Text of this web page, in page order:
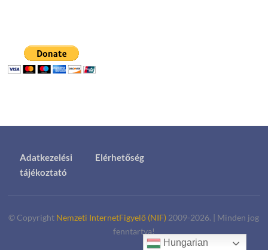
Adatkezelési
tájékoztató
Elérhetőség
© Copyright Nemzeti InternetFigyelő (NIF) 2009-2026. | Minden jog
fenntartva!
Hungarian